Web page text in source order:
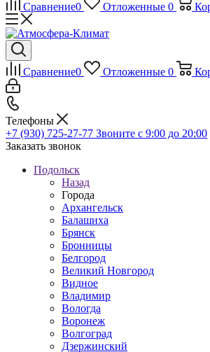
Сравнение0 Отложенные 0
Сравнение0 Отложенные 0
Телефоны
+7 (930) 725-27-77 Звоните с 9:00 до 20:00
Заказать звонок
Подольск
Назад
Города
Архангельск
Балашиха
Брянск
Бронницы
Белгород
Великий Новгород
Видное
Владимир
Вологда
Воронеж
Волгоград
Дзержинский